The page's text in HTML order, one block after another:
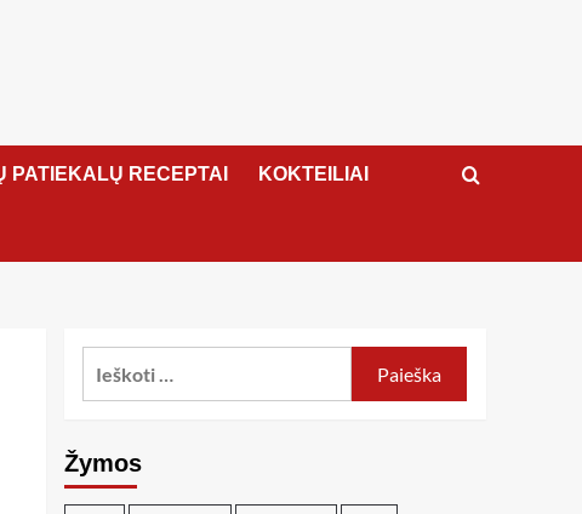
PATIEKALŲ RECEPTAI KOKTEILIAI
Žymos